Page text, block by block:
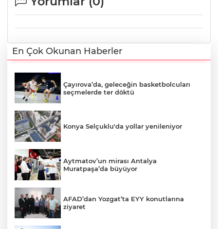
En Çok Okunan Haberler
Çayırova’da, geleceğin basketbolcuları
seçmelerde ter döktü
Konya Selçuklu'da yollar yenileniyor
Aytmatov’un mirası Antalya
Muratpaşa’da büyüyor
AFAD’dan Yozgat’ta EYY konutlarına
ziyaret